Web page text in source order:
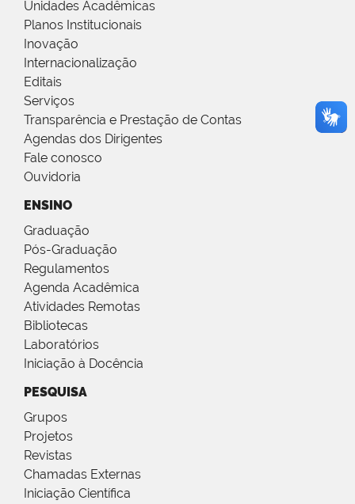
Unidades Acadêmicas
Planos Institucionais
Inovação
Internacionalização
Editais
Serviços
Transparência e Prestação de Contas
Agendas dos Dirigentes
Fale conosco
Ouvidoria
ENSINO
Graduação
Pós-Graduação
Regulamentos
Agenda Acadêmica
Atividades Remotas
Bibliotecas
Laboratórios
Iniciação à Docência
PESQUISA
Grupos
Projetos
Revistas
Chamadas Externas
Iniciação Científica